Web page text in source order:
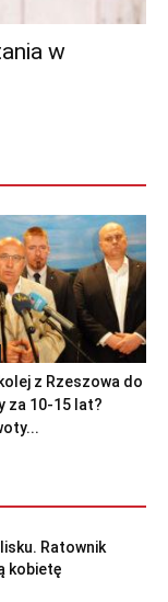
w
z Rzeszowa do
za 10-15 lat?
Ratownik
kobietę